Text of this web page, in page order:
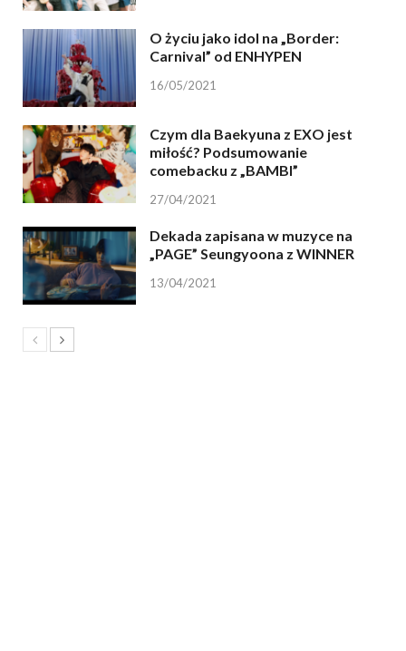
O życiu jako idol na „Border:
Carnival” od ENHYPEN
16/05/2021
Czym dla Baekyuna z EXO jest
miłość? Podsumowanie
comebacku z „BAMBI”
27/04/2021
Dekada zapisana w muzyce na
„PAGE” Seungyoona z WINNER
13/04/2021